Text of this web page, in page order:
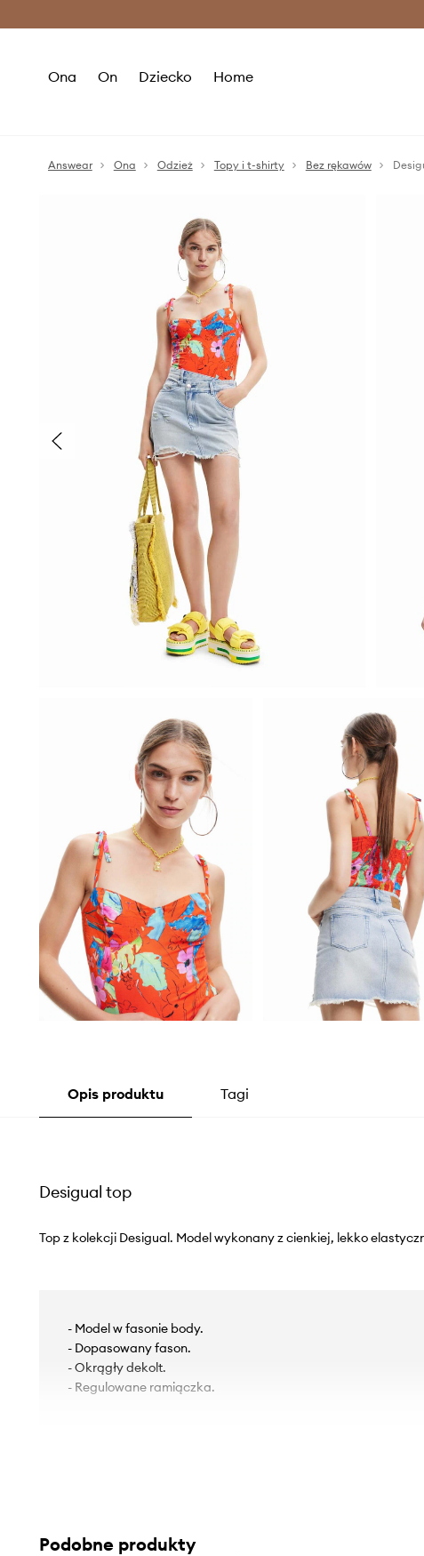
Ona On Dziecko Home
Answear Ona Odzież Topy i t-shirty Bez rękawów
Opis produktu Tagi
Desigual top
Top z kolekcji Desigual. Model wykonany z cienkiej, lekko
- Model w fasonie body.
- Dopasowany fason.
- Okrągły dekolt.
- Regulowane ramiączka.
Podobne produkty